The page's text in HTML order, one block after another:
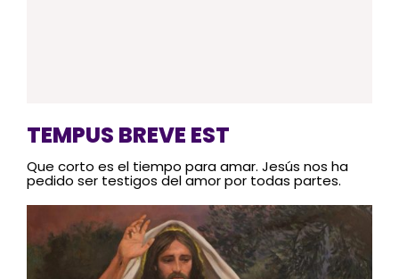
TEMPUS BREVE EST
Que corto es el tiempo para amar. Jesús nos ha
pedido ser testigos del amor por todas partes.